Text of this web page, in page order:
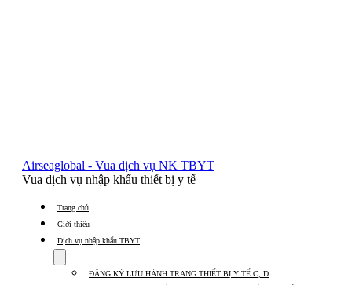
Airseaglobal - Vua dịch vụ NK TBYT
Vua dịch vụ nhập khẩu thiết bị y tế
Trang chủ
Giới thiệu
Dịch vụ nhập khẩu TBYT
submenuĐĂNG KÝ LƯU HÀNH TRANG THIẾT BỊ Y TẾ C, D